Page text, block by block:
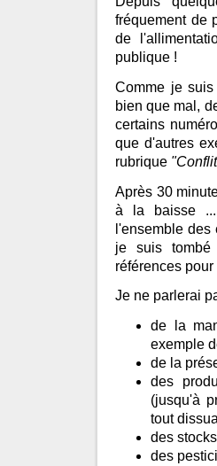
fréquement de
de
publique !
Comme je
bien que mal,
certains
que d'autres
rubrique
Après 30
à la baisse ...
l'ensemble
je suis
références
Je ne parlerai
de la
exemple
de la
des
(jusqu'à
tout
des
des